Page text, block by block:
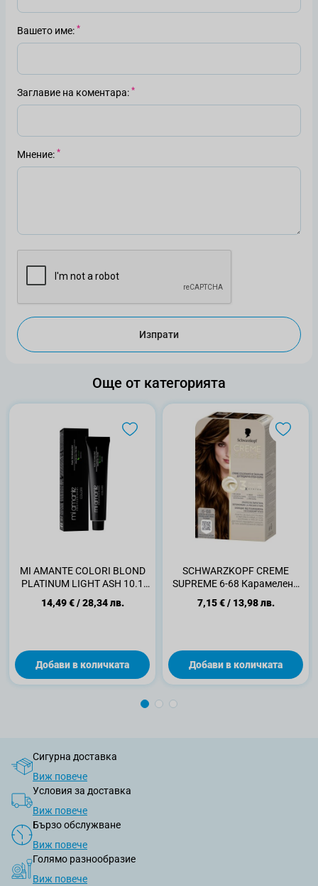
Вашето име
Заглавие на коментара
Мнение
Изпрати
Още от категорията
MI AMANTE COLORI BLOND
PLATINUM LIGHT ASH 10.1
Професионална боя за коса,
100мл.
14,49 €/28,34 лв.
Добави в количката
SCHWARZKOPF CREME
SUPREME 6-68 Карамелено
Тъмно Русо
7,15 €/ 13,98 лв.
Добави в количката
Сигурна доставка
Виж повече
Условия за доставка
Виж повече
Бързо обслужване
Виж повече
Голямо разнообразие
Виж повече